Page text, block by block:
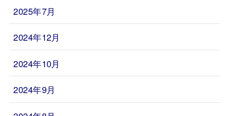
2025年7月
2024年12月
2024年10月
2024年9月